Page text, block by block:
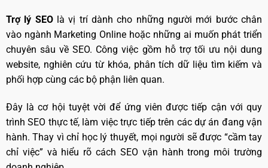
Trợ lý SEOlà vị trí dành cho những người mới bước chân
vào ngành Marketing Online hoặc những ai muốn phát triển
chuyên sâu về SEO. Công việc gồm hỗ trợ tối ưu nội dung
website, nghiên cứu từ khóa, phân tích dữ liệu tìm kiếm và
phối hợp cùng các bộ phận liên quan.
Đây là cơ hội tuyệt vời để ứng viên được tiếp cận với quy
trình SEO thực tế, làm việc trực tiếp trên các dự án đang vận
hành. Thay vì chỉ học lý thuyết, mọi người sẽ được “cầm tay
chỉ việc” và hiểu rõ cách SEO vận hành trong môi trường